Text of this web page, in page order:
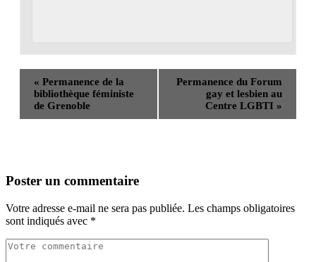
« Permanence de la
bibliothèque féministe
de Grenoble
Permanence du Forum
gay et lesbien au
Centre LGBTI »
Poster un commentaire
Votre adresse e-mail ne sera pas publiée. Les champs obligatoires
sont indiqués avec *